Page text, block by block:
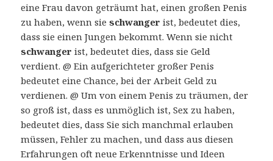
eine Frau davon geträumt hat, einen großen Penis
zu haben, wenn sieschwanger ist, bedeutet dies,
dass sie einen Jungen bekommt. Wenn sie nicht
schwanger ist, bedeutet dies, dass sie Geld
verdient. @ Ein aufgerichteter großer Penis
bedeutet eine Chance, bei der Arbeit Geld zu
verdienen. @ Um von einem Penis zu träumen, der
so groß ist, dass es unmöglich ist, Sex zu haben,
bedeutet dies, dass Sie sich manchmal erlauben
müssen, Fehler zu machen, und dass aus diesen
Erfahrungen oft neue Erkenntnisse und Ideen